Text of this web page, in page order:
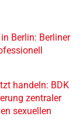
Berlin: Berliner
handeln: BDK
zentraler
sexuellen